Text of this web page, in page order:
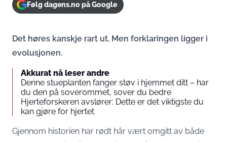
Følg dagens.no på Google
Det høres kanskje rart ut. Men forklaringen ligger i
evolusjonen.
Akkurat nå leser andre
Denne stueplanten fanger støv i hjemmet ditt – har
du den på soverommet, sover du bedre
Hjerteforskeren avslører: Dette er det viktigste du
kan gjøre for hjertet
Gjennom historien har rødt hår vært omgitt av både